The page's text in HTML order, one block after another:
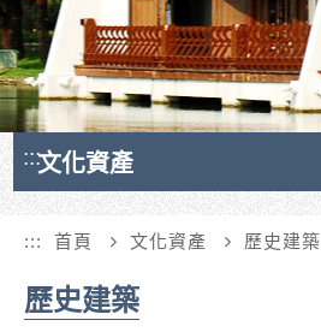
:::文化資產
::: 首頁 文化資產 歷史建築
歷史建築